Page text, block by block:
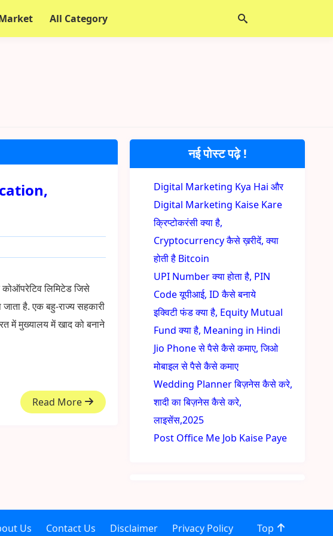
All Category
कोऑपरेटिव लिमिटेड जिसे
है. एक बहु-राज्य सहकारी
में मुख्यालय में खाद को बनाने
Read More
नई पोस्ट पढ़े !
Digital Marketing Kya Hai और
Digital Marketing Kaise Kare
क्रिप्टोकरंसी क्या है,
Cryptocurrency कैसे ख़रीदें, क्या
होती है Bitcoin
UPI Number क्या होता है, PIN
Code यूपीआई, ID कैसे बनाये
इक्विटी फंड क्या है, Equity Mutual
Fund क्या है, Meaning in Hindi
Jio Phone से पैसे कैसे कमाए, जिओ
मोबाइल से पैसे कैसे कमाए
Wedding Planner बिज़नेस कैसे करे,
शादी का बिज़नेस कैसे करे,
लाइसेंस,2025
Post Office Me Job Kaise Paye
Us Contact Us Disclaimer Privacy Policy Top